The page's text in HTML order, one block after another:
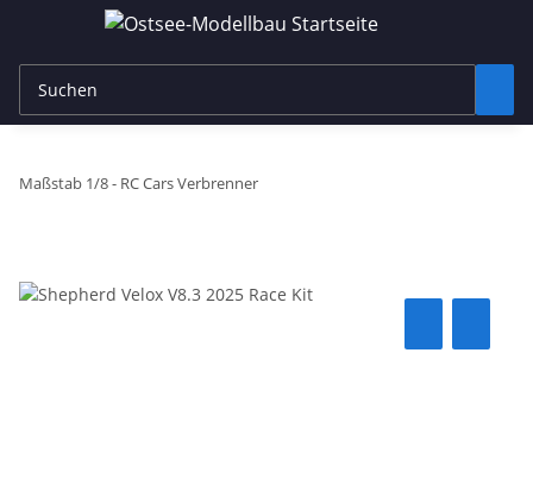
Maßstab 1/8 - RC Cars Verbrenner